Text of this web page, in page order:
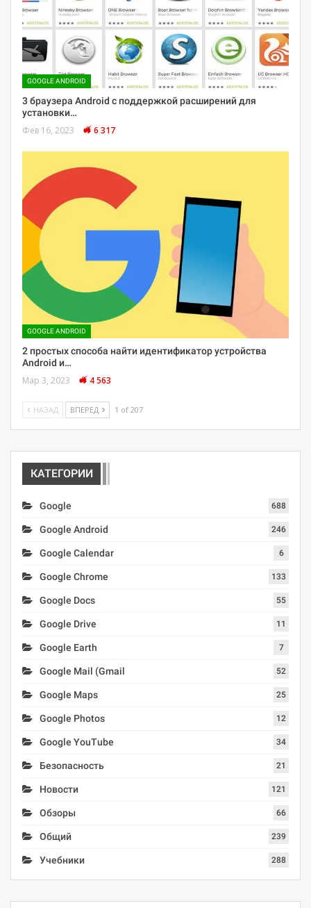
GOOGLE ANDROID
3 браузера Android с поддержкой расширений для
установки…
Фев 16, 2023 6 317
GOOGLE ANDROID
2 простых способа найти идентификатор устройства
Android и…
Мар 3, 2023 4 563
НАЗАД ВПЕРЕД 1 of 207
КАТЕГОРИИ
Google 688
Google Android 246
Google Calendar 6
Google Chrome 133
Google Docs 55
Google Drive 11
Google Earth 7
Google Mail (Gmail 52
Google Maps 25
Google Photos 12
Google YouTube 34
Безопасность 21
Новости 121
Обзоры 66
Общий 239
Учебники 288